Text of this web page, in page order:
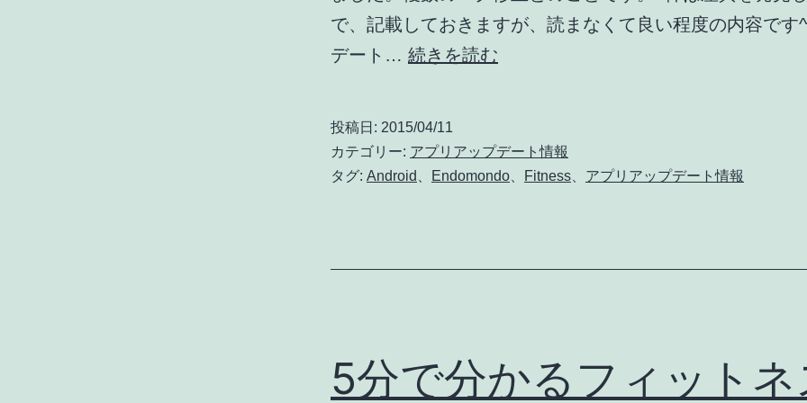
で、記載しておきますが、読まなくて良い程度の内容です
デート… 続きを読む
プ
デ
:
い
バ
投稿日: 2015/04/11
カテゴリー: アプリアップデート情報
タグ: Android Endomondo Fitness アプリアップデート情報
5分で分かるフィットネ